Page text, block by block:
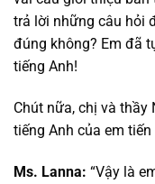
trả lời những câu hỏi
đúng không? Em đã
tiếng Anh!
Chút nữa, chị và thầy
tiếng Anh của em
Ms. Lanna: “Vậy là